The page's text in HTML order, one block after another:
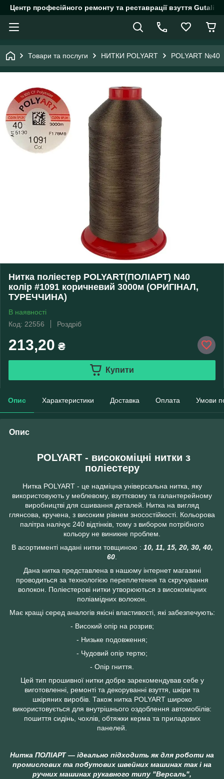
Центр професійного ремонту та реставрації взуття
Товари та послуги НИТКИ POLYART POLYART №40
Нитка поліестер POLYART(ПОЛІАРТ) N40
колір #1091 коричневий 3000м (ОРИГІНАЛ,
ТУРЕЧЧИНА)
В наявності
Код: 22556
Роздріб
213,20 ₴
Купити
Опис Характеристики Доставка Оплата Умови
Опис
POLYART - високоміцні нитки з
поліестеру
Нитка POLYART - це надміцна універсальна нитка, яку
використовують у меблевому, взуттєвому та галантерейному
виробництві для cшивання деталей. Нитка на вигляд
глянсова, кручена, з високим рівнем зносостійкості. Кольорова
палітра налічує 240 відтінків, тому з вибором потрібного
кольору не виникне проблем.
В асортименті надані нитки товщиною : 10, 11, 15, 20, 30, 40,
60
Дана нитка представлена в нашому інтернет магазині
проводиться за технологією переплетення та скручування
волокон. Поліестерові нитки утворюються з високоміцних
поліамідних волокон.
Має кращі серед аналогів якісні властивості, які забезпечують:
- Високий опір на розрив;
- Низьке подовження;
- Чудовий опір тертю;
- Опір гниття.
Цей тип прошивної нитки добре зарекомендував себе у
виготовленні, ремонті та декоруванні взуття, шкіри та
шкіряних виробів. Також нитка POLYART широко
використовується для внутрішнього оздоблення автомобілів:
пошиття сидінь, чохлів, обтяжки керма та приладових
панелей.
Нитка ПОЛІАРТ ― ідеально підходить як для роботи на
промислових та побутових швейних машинах так і на
ручних машинах рукавного типу "Версаль",